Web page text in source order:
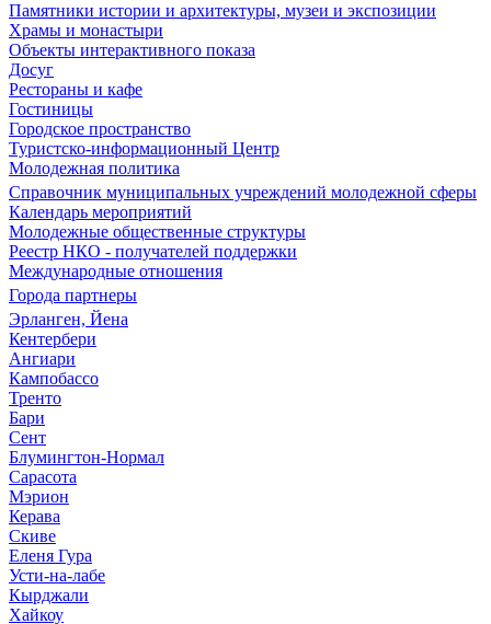
Памятники истории и архитектуры, музеи и экспозиции
Храмы и монастыри
Объекты интерактивного показа
Досуг
Рестораны и кафе
Гостиницы
Городское пространство
Туристско-информационный Центр
Молодежная политика
Справочник муниципальных учреждений молодежной сферы
Календарь мероприятий
Молодежные общественные структуры
Реестр НКО - получателей поддержки
Международные отношения
Города партнеры
Эрланген, Йена
Кентербери
Ангиари
Кампобассо
Тренто
Бари
Сент
Блумингтон-Нормал
Сарасота
Мэрион
Керава
Скиве
Еленя Гура
Усти-на-лабе
Кырджали
Хайкоу